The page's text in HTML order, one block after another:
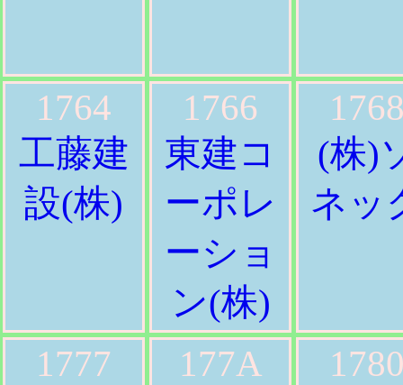
1764
工藤建
設(株)
1766
東建コ
ーポレ
ーショ
ン(株)
(株)
ネッ
1777
177A